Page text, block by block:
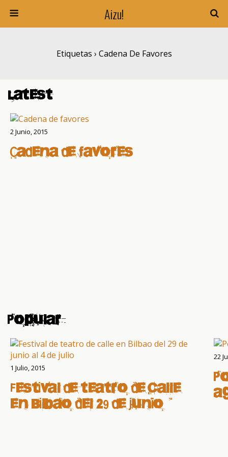
Aizu!
Etiquetas › Cadena De Favores
Latest
2 Junio, 2015
Cadena de favores
Popular
1 Julio, 2015
Festival de teatro de calle
en Bilbao del 29 de junio al
22